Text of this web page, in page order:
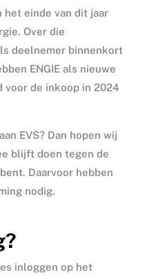
het einde van dit jaar
Over die
deelnemer binnenkort
ENGIE als nieuwe
voor de inkoop in 2024
EVS? Dan hopen wij
blijft doen tegen de
Daarvoor hebben
nodig.
inloggen op het